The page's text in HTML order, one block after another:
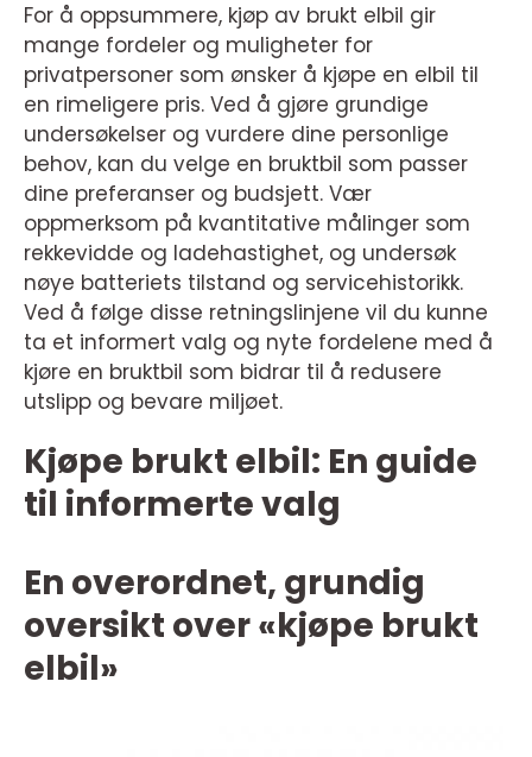
For å oppsummere, kjøp av brukt elbil gir
mange fordeler og muligheter for
privatpersoner som ønsker å kjøpe en elbil til
en rimeligere pris. Ved å gjøre grundige
undersøkelser og vurdere dine personlige
behov, kan du velge en bruktbil som passer
dine preferanser og budsjett. Vær
oppmerksom på kvantitative målinger som
rekkevidde og ladehastighet, og undersøk
nøye batteriets tilstand og servicehistorikk.
Ved å følge disse retningslinjene vil du kunne
ta et informert valg og nyte fordelene med å
kjøre en bruktbil som bidrar til å redusere
utslipp og bevare miljøet.
Kjøpe brukt elbil: En guide
til informerte valg
En overordnet, grundig
oversikt over «kjøpe brukt
elbil»